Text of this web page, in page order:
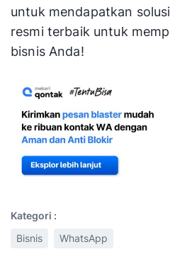
untuk mendapatkan
resmi terbaik untuk
bisnis Anda!
Kategori :
Bisnis
WhatsApp